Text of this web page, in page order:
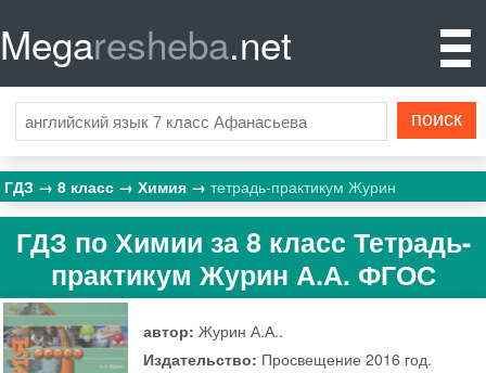
Megaresheba.net
ГДЗ 8 класс Химия тетрадь-практикум Журин
ГДЗ по Химии за 8 класс Тетрадь-
практикум Журин А.А. ФГОС
автор:Журин А.А..
Издательство: Просвещение 2016 год.